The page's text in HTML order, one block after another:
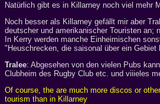
Natürlich gibt es in Killarney noch viel mehr
Noch besser als Killarney gefällt mir aber
deutscher und amerikanischer Touristen an;
In Kerry werden manche Einheimischen
"Heuschrecken, die saisonal über ein
Tralee: Abgesehen von den vielen Pubs
Clubheim des Rugby Club etc. und viiieles
Of course, the are much more discos or
tourism than in Killarney